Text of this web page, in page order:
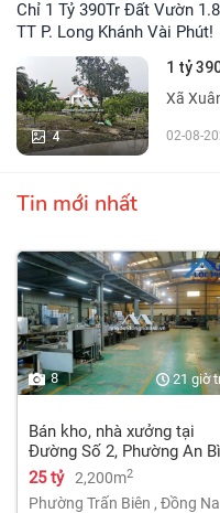
Chỉ 1 Tỷ 390Tr Đất Vườn 1.800 m2, 300 ONT, Nhà Cấp 4, Cách
TT P. Long Khánh Vài Phút!
4
1 tỷ
Xã
02-08-
Tin mới nhất
8 21 giờ
Bán kho, nhà xưởng tại
Đường Số 2, Phường An
Thành phố Biên Hòa, Đồng
Nai giá 25 tỷ
25 tỷ 2,200m2
Phường Trấn Biên , Đồng